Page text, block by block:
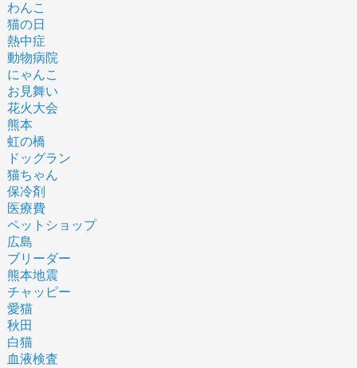
わんこ
猫の日
熱中症
動物病院
にゃんこ
お見舞い
花火大会
熊本
虹の橋
ドッグラン
猫ちゃん
保冷剤
医療費
ペットショップ
広島
ブリーダー
熊本地震
チャッピー
愛猫
秋田
白猫
血液検査